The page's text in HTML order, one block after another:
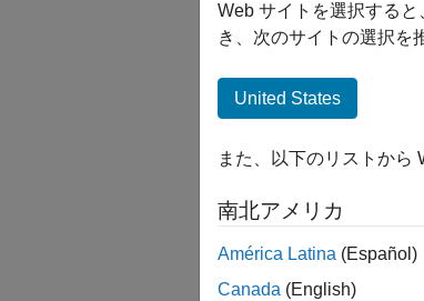
Web サイトを選択する
き、次のサイトの選択を
United States
また、以下のリストから
南北アメリカ
América Latina (Español)
Canada (English)